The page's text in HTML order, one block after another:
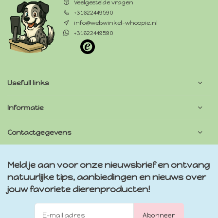
Veelgestelde vragen
+31622449590
info@webwinkel-whoopie.nl
+31622449590
Usefull links
Informatie
Contactgegevens
Meld je aan voor onze nieuwsbrief en ontvang
natuurlijke tips, aanbiedingen en nieuws over
jouw favoriete dierenproducten!
Abonneer